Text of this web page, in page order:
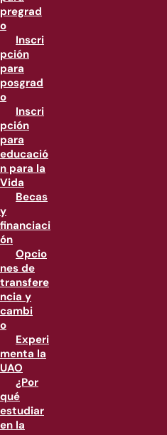
pregrad
o
Inscri
pción
para
posgrad
o
Inscri
pción
para
educació
n para la
Vida
Becas
y
financiaci
ón
Opcio
nes de
transfere
ncia y
cambi
o
Experi
menta la
UAO
¿Por
qué
estudiar
en la